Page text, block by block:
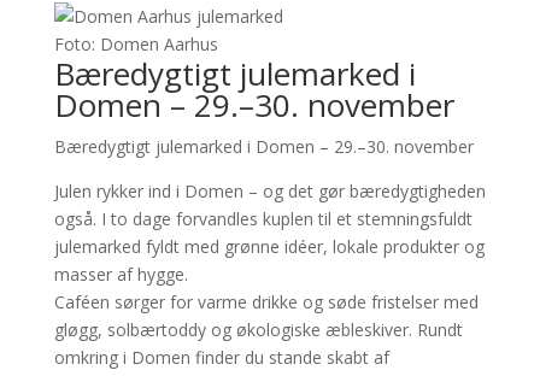
Foto: Domen Aarhus
Bæredygtigt julemarked i
Domen – 29.–30. november
Bæredygtigt julemarked i Domen – 29.–30. november
Julen rykker ind i Domen – og det gør bæredygtigheden
også. I to dage forvandles kuplen til et stemningsfuldt
julemarked fyldt med grønne idéer, lokale produkter og
masser af hygge.
Caféen sørger for varme drikke og søde fristelser med
gløgg, solbærtoddy og økologiske æbleskiver. Rundt
omkring i Domen finder du stande skabt af